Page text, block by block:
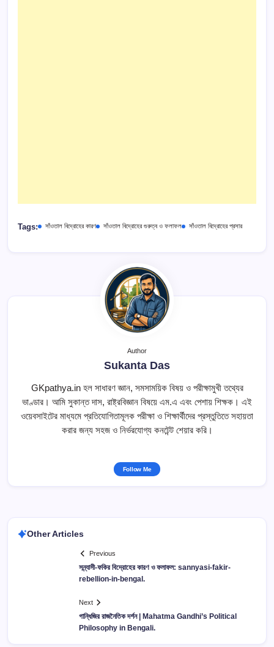
Tags: সাঁওতাল বিদ্রোহের কারণ সাঁওতাল বিদ্রোহের গুরুত্ব ও ফলাফল সাঁওতাল বিদ্রোহের প্রসার
Author
Sukanta Das
GKpathya.in হল সাধারণ জ্ঞান, সমসাময়িক বিষয় ও পরীক্ষামুখী তথ্যের
ভাণ্ডার। আমি সুকান্ত দাস, রাষ্ট্রবিজ্ঞান বিষয়ে এম.এ এবং পেশায় শিক্ষক। এই
ওয়েবসাইটের মাধ্যমে প্রতিযোগিতামূলক পরীক্ষা ও শিক্ষার্থীদের প্রস্তুতিতে সহায়তা
করার জন্য সহজ ও নির্ভরযোগ্য কনটেন্ট শেয়ার করি।
Follow Me
Other Articles
Previous
সন্ন্যাসী-ফকির বিদ্রোহের কারণ ও ফলাফল: sannyasi-fakir-
rebellion-in-bengal.
Next
গান্ধিজির রাজনৈতিক দর্শন | Mahatma Gandhi’s Political
Philosophy in Bengali.